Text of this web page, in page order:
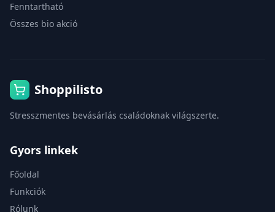
Fenntartható
Összes bio akció
Shoppilisto
Stresszmentes bevásárlás családoknak világszerte.
Gyors linkek
Főoldal
Funkciók
Rólunk